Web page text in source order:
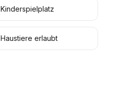
Kinderspielplatz
Haustiere erlaubt